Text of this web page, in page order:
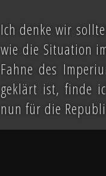
Ich denke wir
wie die Situation
Fahne des
geklärt ist, finde
nun für die